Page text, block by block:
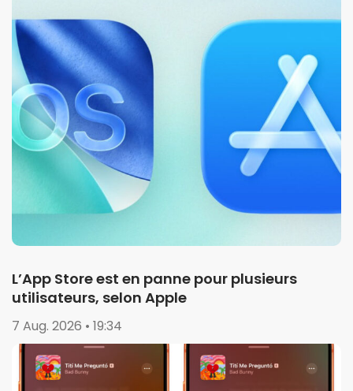
L’App Store est en panne pour plusieurs
utilisateurs, selon Apple
7 Aug. 2026 • 19:34